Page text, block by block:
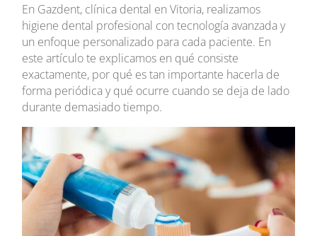
En Gazdent, clínica dental en Vitoria, realizamos
higiene dental profesional con tecnología avanzada y
un enfoque personalizado para cada paciente. En
este artículo te explicamos en qué consiste
exactamente, por qué es tan importante hacerla de
forma periódica y qué ocurre cuando se deja de lado
durante demasiado tiempo.